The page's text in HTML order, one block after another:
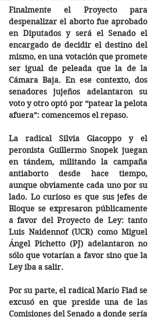
Finalmente el Proyecto para
despenalizar el aborto fue aprobado
en Diputados y será el Senado el
encargado de decidir el destino del
mismo, en una votación que promete
ser igual de peleada que la de la
Cámara Baja. En ese contexto, dos
senadores jujeños adelantaron su
voto y otro optó por “patear la pelota
afuera”: comencemos el repaso.
La radical Silvia Giacoppo y el
peronista Guillermo Snopek juegan
en tándem, militando la campaña
antiaborto desde hace tiempo,
aunque obviamente cada uno por su
lado. Lo curioso es que sus jefes de
Bloque se expresaron públicamente
a favor del Proyecto de Ley: tanto
Luis Naidennof (UCR) como Miguel
Ángel Pichetto (PJ) adelantaron no
sólo que votarían a favor sino que la
Ley iba a salir.
Por su parte, el radical Mario Fiad se
excusó en que preside una de las
Comisiones del Senado a donde sería